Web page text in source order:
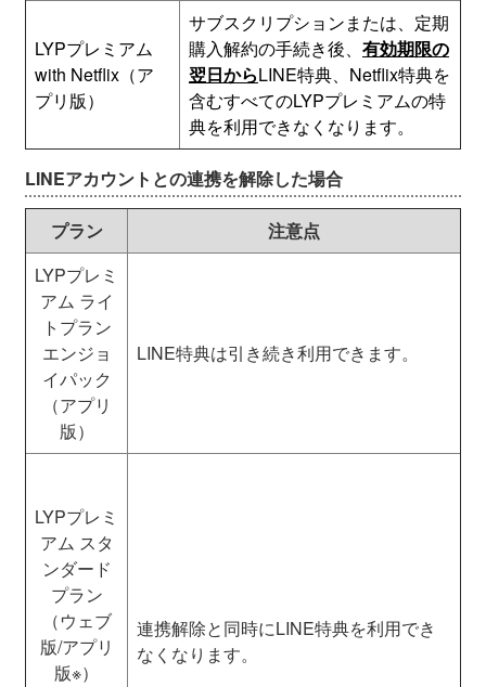
LYPプレミアム
with Netflix（ア
プリ版）
サブスクリプションまたは、定期
購入解約の手続き後、 有効期限の
翌日からLINE特典、Netflix特典を
含むすべてのLYPプレミアムの特
典を利用できなくなります。
LINEアカウントとの連携を解除した場合
プラン
注意点
LYPプレミ
アム ライ
トプラン
エンジョ
イパック
（アプリ
版）
LINE特典は引き続き利用できます。
LYPプレミ
アム スタ
ンダード
プラン
（ウェブ
版/アプリ
版※）
連携解除と同時にLINE特典を利用でき
なくなります。